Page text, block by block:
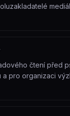
čtení před
pro organizaci